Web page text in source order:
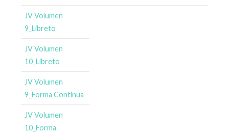
JV Volumen
9_Libreto
JV Volumen
10_Libreto
JV Volumen
9_Forma Continua
JV Volumen
10_Forma